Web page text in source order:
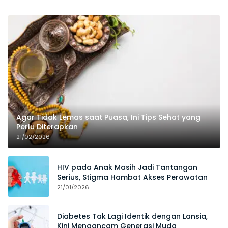
Agar Tidak Lemas saat Puasa, Ini Tips Sehat yang
Perlu Diterapkan
21/02/2026
HIV pada Anak Masih Jadi Tantangan
Serius, Stigma Hambat Akses Perawatan
21/01/2026
Diabetes Tak Lagi Identik dengan Lansia,